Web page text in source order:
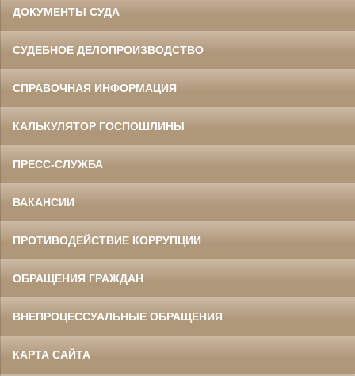
ДОКУМЕНТЫ СУДА
СУДЕБНОЕ ДЕЛОПРОИЗВОДСТВО
СПРАВОЧНАЯ ИНФОРМАЦИЯ
КАЛЬКУЛЯТОР ГОСПОШЛИНЫ
ПРЕСС-СЛУЖБА
ВАКАНСИИ
ПРОТИВОДЕЙСТВИЕ КОРРУПЦИИ
ОБРАЩЕНИЯ ГРАЖДАН
ВНЕПРОЦЕССУАЛЬНЫЕ ОБРАЩЕНИЯ
КАРТА САЙТА